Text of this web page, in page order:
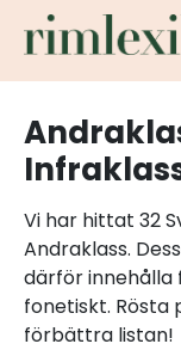
Vi har hittat 32
Andraklass.
därför innehålla
fonetiskt. Rösta
förbättra listan!